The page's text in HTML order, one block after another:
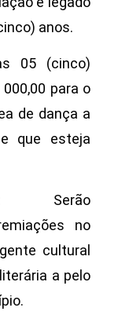
anos.
05 (cinco)
para o
de dança a
que esteja
Serão
no
cultural
a pelo